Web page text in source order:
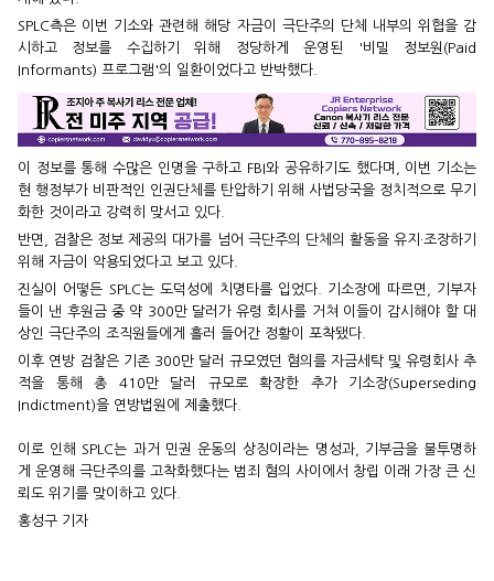
SPLC측은 이번 기소와 관련해 해당 자금이 극단주의 단체 내부의 위협을 감
시하고 정보를 수집하기 위해 정당하게 운영된 '비밀 정보원(Paid
Informants) 프로그램'의 일환이었다고 반박했다.
이 정보를 통해 수많은 인명을 구하고 FBI와 공유하기도 했다며, 이번 기소는
현 행정부가 비판적인 인권단체를 탄압하기 위해 사법당국을 정치적으로 무기
화한 것이라고 강력히 맞서고 있다.
반면, 검찰은 정보 제공의 대가를 넘어 극단주의 단체의 활동을 유지·조장하기
위해 자금이 악용되었다고 보고 있다.
진실이 어떻든 SPLC는 도덕성에 치명타를 입었다. 기소장에 따르면, 기부자
들이 낸 후원금 중 약 300만 달러가 유령 회사를 거쳐 이들이 감시해야 할 대
상인 극단주의 조직원들에게 흘러 들어간 정황이 포착됐다.
이후 연방 검찰은 기존 300만 달러 규모였던 혐의를 자금세탁 및 유령회사 추
적을 통해 총 410만 달러 규모로 확장한 추가 기소장(Superseding
Indictment)을 연방법원에 제출했다.
이로 인해 SPLC는 과거 민권 운동의 상징이라는 명성과, 기부금을 불투명하
게 운영해 극단주의를 고착화했다는 범죄 혐의 사이에서 창립 이래 가장 큰 신
뢰도 위기를 맞이하고 있다.
홍성구 기자